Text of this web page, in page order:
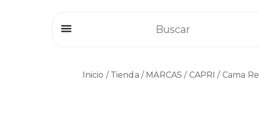
Inicio / Tienda / MARCAS / CAPRI / Cama